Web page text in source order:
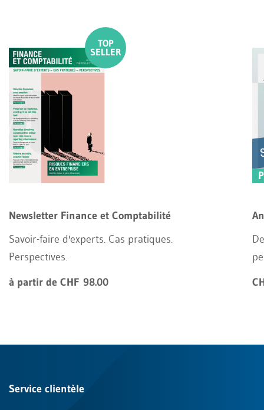
Newsletter Finance et Comptabilité
Savoir-faire d'experts. Cas pratiques.
Perspectives.
à partir de CHF 98.00
Service clientèle